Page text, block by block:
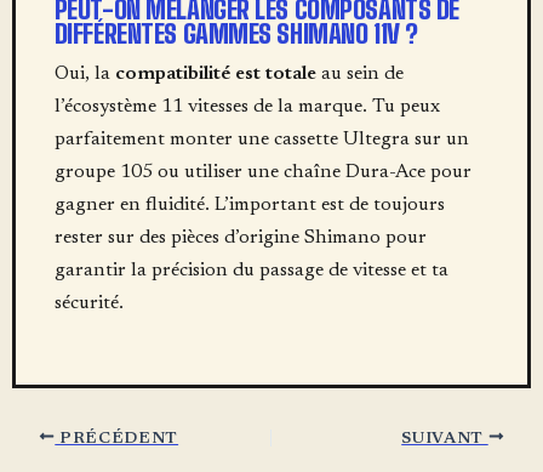
PEUT-ON MÉLANGER LES COMPOSANTS DE
DIFFÉRENTES GAMMES SHIMANO 11V ?
Oui, la compatibilité est totaleau sein de
l’écosystème 11 vitesses de la marque. Tu peux
parfaitement monter une cassette Ultegra sur un
groupe 105 ou utiliser une chaîne Dura-Ace pour
gagner en fluidité. L’important est de toujours
rester sur des pièces d’origine Shimano pour
garantir la précision du passage de vitesse et ta
sécurité.
PRÉCÉDENT SUIVANT